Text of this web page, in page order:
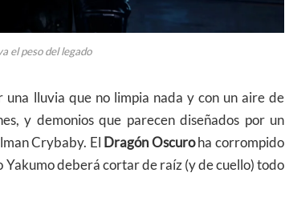
el peso del legado
lluvia que no limpia nada y con un aire de
y demonios que parecen diseñados por un
Crybaby. El Dragón Oscuroha corrompido
deberá cortar de raíz (y de cuello) todo